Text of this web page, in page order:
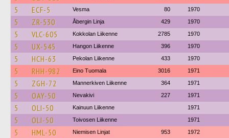
5 ECF-5 Vesma 80 1970
5 ZR-530 Åbergin Linja 429 1970
5 VLC-605 Kokkolan Liikenne 2785 1970
5 UX-545 Hangon Liikenne 396 1970
5 HCH-63 Pekolan Liikenne 433 1970
5 RHH-982 Eino Tuomala 3016 1971
5 ZGH-72 Mannerkiven Liikenne 364 1971
5 OAY-50 Nevakivi 227 1971
5 OLI-50 Kainuun Liikenne 1971
5 OLI-50 Toivosen Liikenne 1971
5 HML-50 Niemisen Linjat 953 1972